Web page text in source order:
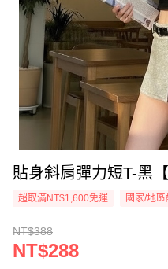
貼身斜肩彈力短T-黑【
超取滿NT$1,600免運 國家/地
NT$388
NT$288